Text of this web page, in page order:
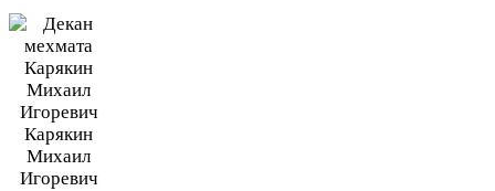
Карякин
Михаил
Игоревич